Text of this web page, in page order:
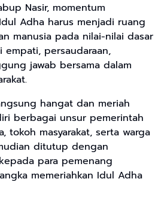
Nasir, momentum
Adha harus menjadi ruang
manusia pada nilai-nilai dasar
empati, persaudaraan,
jawab bersama dalam
hangat dan meriah
berbagai unsur pemerintah
tokoh masyarakat, serta warga
ditutup dengan
para pemenang
memeriahkan Idul Adha